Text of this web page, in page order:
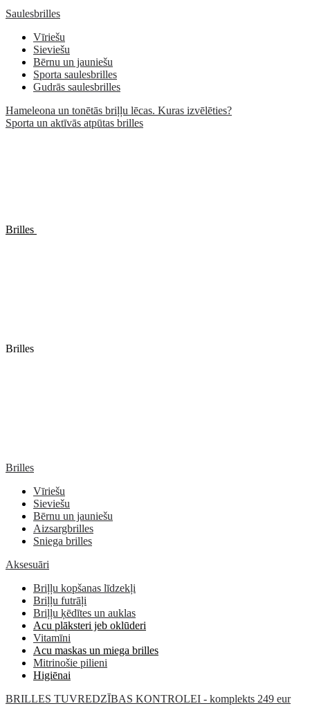
Saulesbrilles
Vīriešu
Sieviešu
Bērnu un jauniešu
Sporta saulesbrilles
Gudrās saulesbrilles
Hameleona un tonētās briļļu lēcas. Kuras izvēlēties?
Sporta un aktīvās atpūtas brilles
Brilles
Brilles
Brilles
Vīriešu
Sieviešu
Bērnu un jauniešu
Aizsargbrilles
Sniega brilles
Aksesuāri
Briļļu kopšanas līdzekļi
Briļļu futrāļi
Briļļu ķēdītes un auklas
Acu plāksteri jeb oklūderi
Vitamīni
Acu maskas un miega brilles
Mitrinošie pilieni
Higiēnai
BRILLES TUVREDZĪBAS KONTROLEI - komplekts 249 eur